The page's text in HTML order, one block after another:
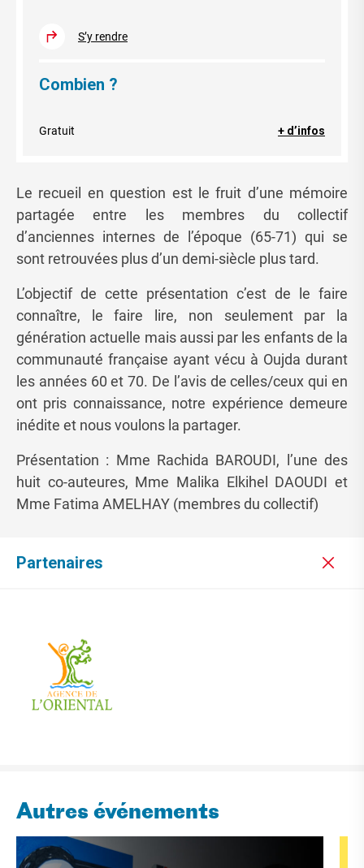
S’y rendre
Combien ?
Gratuit + d’infos
Le recueil en question est le fruit d’une mémoire
partagée entre les membres du collectif
d’anciennes internes de l’époque (65-71) qui se
sont retrouvées plus d’un demi-siècle plus tard.
L’objectif de cette présentation c’est de le faire
connaître, le faire lire, non seulement par la
génération actuelle mais aussi par les enfants de la
communauté française ayant vécu à Oujda durant
les années 60 et 70. De l’avis de celles/ceux qui en
ont pris connaissance, notre expérience demeure
inédite et nous voulons la partager.
Présentation : Mme Rachida BAROUDI, l’une des
huit co-auteures, Mme Malika Elkihel DAOUDI et
Mme Fatima AMELHAY (membres du collectif)
Partenaires
Autres événements